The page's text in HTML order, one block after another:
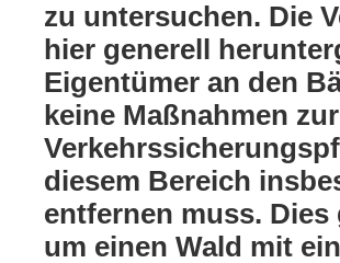
zu untersuchen. Die
hier generell
Eigentümer an den
keine Maßnahmen
diesem Bereich
entfernen muss.
um einen Wald mit